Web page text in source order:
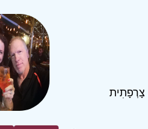
צָרְפָתִית